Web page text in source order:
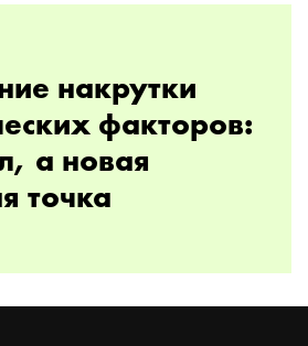
накрутки
факторов:
а новая
точка